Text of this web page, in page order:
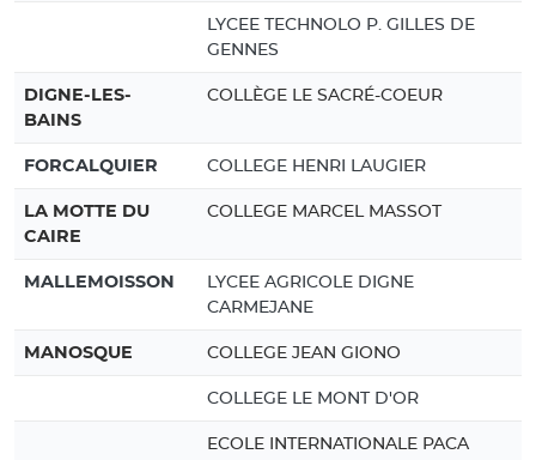
LYCEE TECHNOLO P. GILLES DE
GENNES
DIGNE-LES-
BAINS
COLLÈGE LE SACRÉ-COEUR
FORCALQUIER COLLEGE HENRI LAUGIER
LA MOTTE DU
CAIRE
COLLEGE MARCEL MASSOT
MALLEMOISSON
LYCEE AGRICOLE DIGNE
CARMEJANE
MANOSQUE COLLEGE JEAN GIONO
COLLEGE LE MONT D'OR
ECOLE INTERNATIONALE PACA